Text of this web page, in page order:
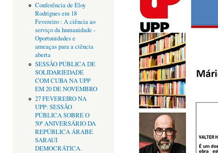
Conferência de Eloy
Rodrigues em 18
Fevereiro : A ciência ao
serviço da humanidade -
Oportunidades e
ameaças para a ciência
aberta
SESSÃO PÚBLICA DE
SOLIDARIEDADE
COM CUBA NA UPP
EM 20 DE NOVEMBRO
27 FEVEREIRO NA
UPP: SESSÃO
PÚBLICA SOBRE O
50º ANIVERSÁRIO DA
REPÚBLICA ÁRABE
SARAUI
DEMOCRÁTICA.